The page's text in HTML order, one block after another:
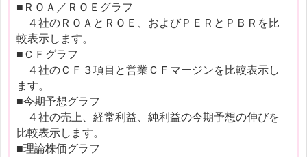
■ＲＯＡ／ＲＯＥグラフ
４社のＲＯＡとＲＯＥ、およびＰＥＲとＰＢＲを比
較表示します。
■ＣＦグラフ
４社のＣＦ３項目と営業ＣＦマージンを比較表示し
ます。
■今期予想グラフ
４社の売上、経常利益、純利益の今期予想の伸びを
比較表示します。
■理論株価グラフ